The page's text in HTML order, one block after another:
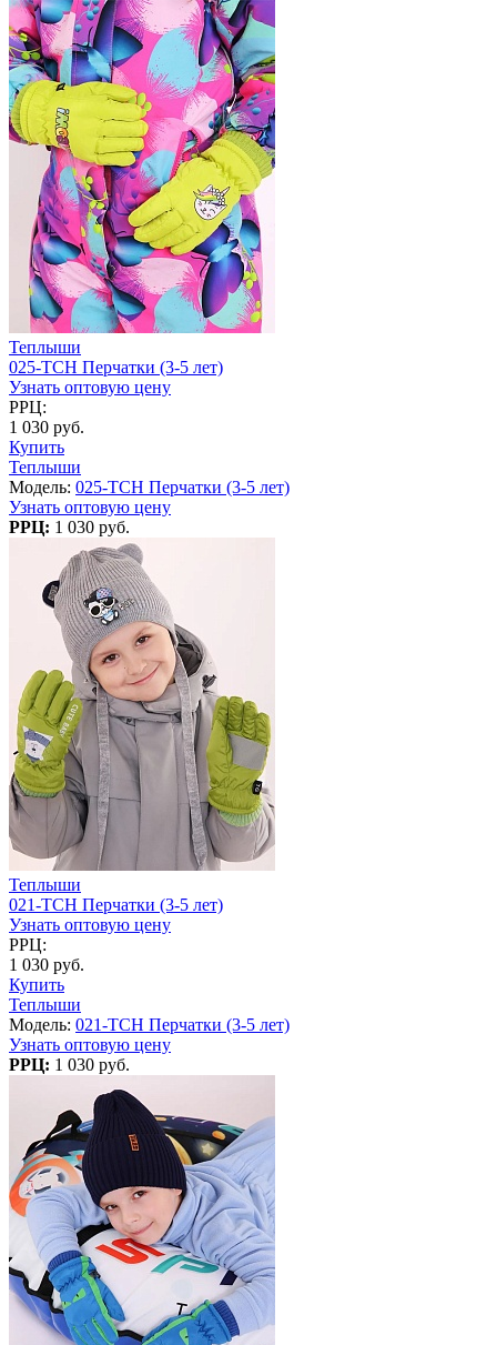
Теплыши
025-TCH Перчатки (3-5 лет)
Узнать оптовую цену
РРЦ:
1 030 руб.
Купить
Теплыши
Модель: 025-TCH Перчатки (3-5 лет)
Узнать оптовую цену
РРЦ: 1 030 руб.
Теплыши
021-TCH Перчатки (3-5 лет)
Узнать оптовую цену
РРЦ:
1 030 руб.
Купить
Теплыши
Модель: 021-TCH Перчатки (3-5 лет)
Узнать оптовую цену
РРЦ: 1 030 руб.